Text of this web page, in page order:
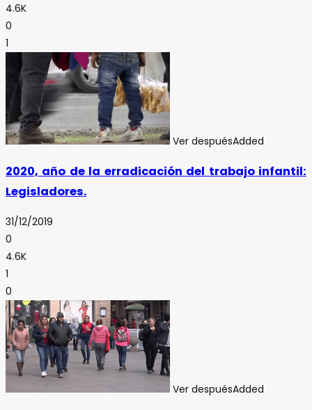
4.6K
0
1
Ver despuésAdded
2020, año de la erradicación del trabajo infantil:
Legisladores.
31/12/2019
0
4.6K
1
0
Ver despuésAdded